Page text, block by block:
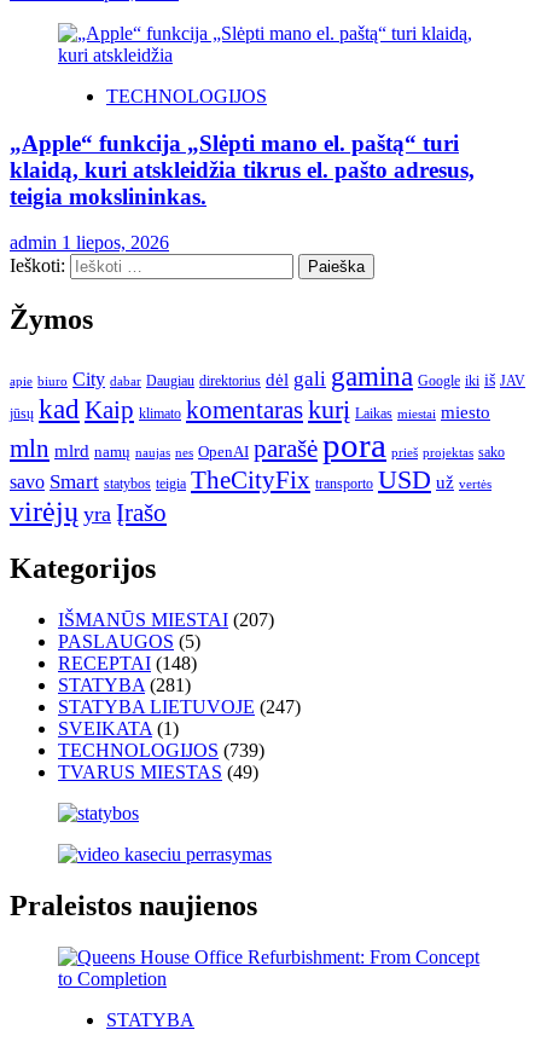
TECHNOLOGIJOS
„Apple“ funkcija „Slėpti mano el. paštą“ turi
klaidą, kuri atskleidžia tikrus el. pašto adresus,
teigia mokslininkas.
admin 1 liepos, 2026
Ieškoti:
Žymos
apie biuro City dabar Daugiau direktorius dėl gali gamina Google iki iš JAV
jūsų kad Kaip klimato komentaraskurį Laikas miestai miesto
mln mlrd namų naujas nes OpenAI parašėpora prieš projektas sako
savo Smart statybos teigia TheCityFix transporto USD už vertės
virėjų yra Įrašo
Kategorijos
IŠMANŪS MIESTAI (207)
PASLAUGOS (5)
RECEPTAI (148)
STATYBA (281)
STATYBA LIETUVOJE (247)
SVEIKATA (1)
TECHNOLOGIJOS (739)
TVARUS MIESTAS (49)
Praleistos naujienos
STATYBA